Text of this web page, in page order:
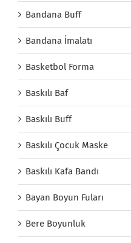
Bandana Buff
Bandana İmalatı
Basketbol Forma
Baskılı Baf
Baskılı Buff
Baskılı Çocuk Maske
Baskılı Kafa Bandı
Bayan Boyun Fuları
Bere Boyunluk